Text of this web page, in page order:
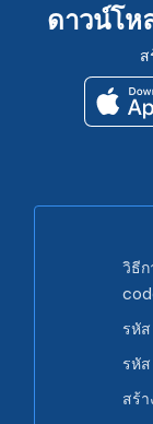
ดาวน์โห
วิธี
รหัส
รหั
สร้